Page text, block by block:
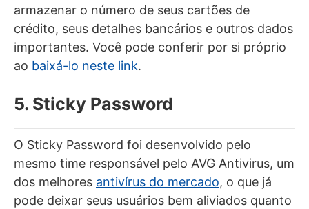
armazenar o número de seus cartões de
crédito, seus detalhes bancários e outros dados
importantes. Você pode conferir por si próprio
ao baixá-lo neste link.
5. Sticky Password
O Sticky Password foi desenvolvido pelo
mesmo time responsável pelo AVG Antivirus, um
dos melhores antivírus do mercado, o que já
pode deixar seus usuários bem aliviados quanto